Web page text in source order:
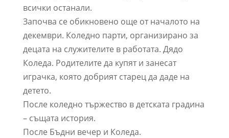
всички останали.
Започва се обикновено още от началото на
декември. Коледно парти, организирано за
децата на служителите в работата. Дядо
Коледа. Родителите да купят и занесат
играчка, която добрият старец да даде на
детето.
После коледно тържество в детската градина
– същата история.
После Бъдни вечер и Коледа.